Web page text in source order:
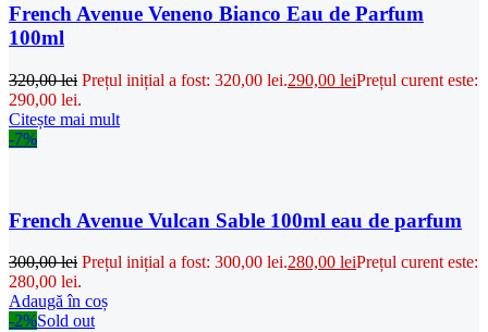
French Avenue Veneno Bianco Eau de Parfum
100ml
320,00lei Prețul inițial a fost: 320,00 lei.290,00 leiPrețul curent este:
290,00 lei.
Citește mai mult
-7%
French Avenue Vulcan Sable 100ml eau de parfum
300,00lei Prețul inițial a fost: 300,00 lei.280,00 leiPrețul curent este:
280,00 lei.
Adaugă în coș
-2%Sold out